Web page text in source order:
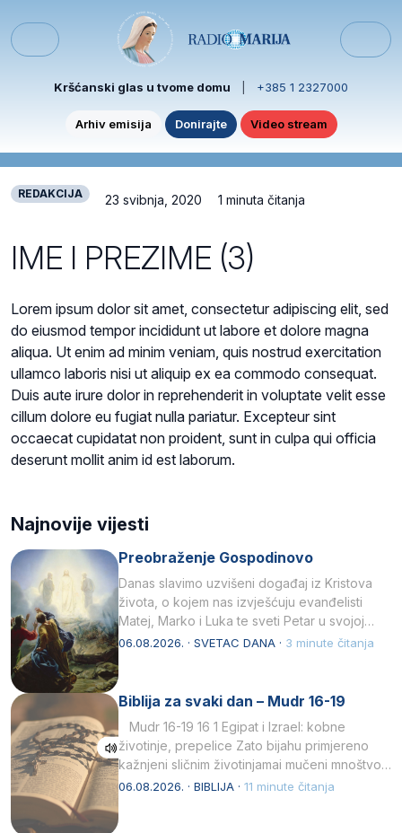
Menu
Kršćanski glas u tvome domu +385 1 2327000
Arhiv emisija Donirajte Video stream
REDAKCIJA 23 svibnja, 2020 1 minuta čitanja
IME I PREZIME (3)
Lorem ipsum dolor sit amet, consectetur adipiscing elit, sed
do eiusmod tempor incididunt ut labore et dolore magna
aliqua. Ut enim ad minim veniam, quis nostrud exercitation
ullamco laboris nisi ut aliquip ex ea commodo consequat.
Duis aute irure dolor in reprehenderit in voluptate velit esse
cillum dolore eu fugiat nulla pariatur. Excepteur sint
occaecat cupidatat non proident, sunt in culpa qui officia
deserunt mollit anim id est laborum.
Najnovije vijesti
Preobraženje Gospodinovo
Danas slavimo uzvišeni događaj iz Kristova
života, o kojem nas izvješćuju evanđelisti
Matej, Marko i Luka te sveti Petar u svojoj
drugoj…
06.08.2026. · SVETAC DANA · 3 minute čitanja
Biblija za svaki dan – Mudr 16-19
Mudr 16-19 16 1 Egipat i Izrael: kobne
životinje, prepelice Zato bijahu primjereno
kažnjeni sličnim životinjamai mučeni mnoštvom
kukaca.2 A narod…
06.08.2026. · BIBLIJA · 11 minute čitanja